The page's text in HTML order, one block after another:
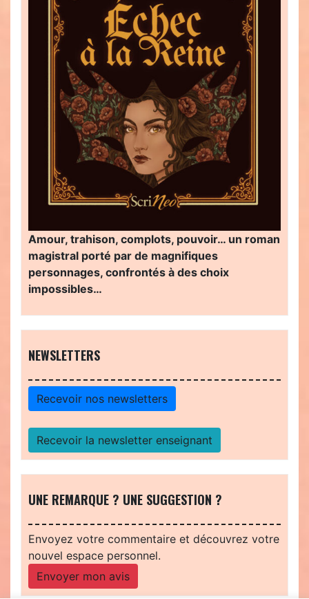
Amour, trahison, complots, pouvoir… un roman
magistral porté par de magnifiques
personnages, confrontés à des choix
impossibles…
NEWSLETTERS
Recevoir nos newsletters
Recevoir la newsletter enseignant
UNE REMARQUE ? UNE SUGGESTION ?
Envoyez votre commentaire et découvrez votre
nouvel espace personnel.
Envoyer mon avis